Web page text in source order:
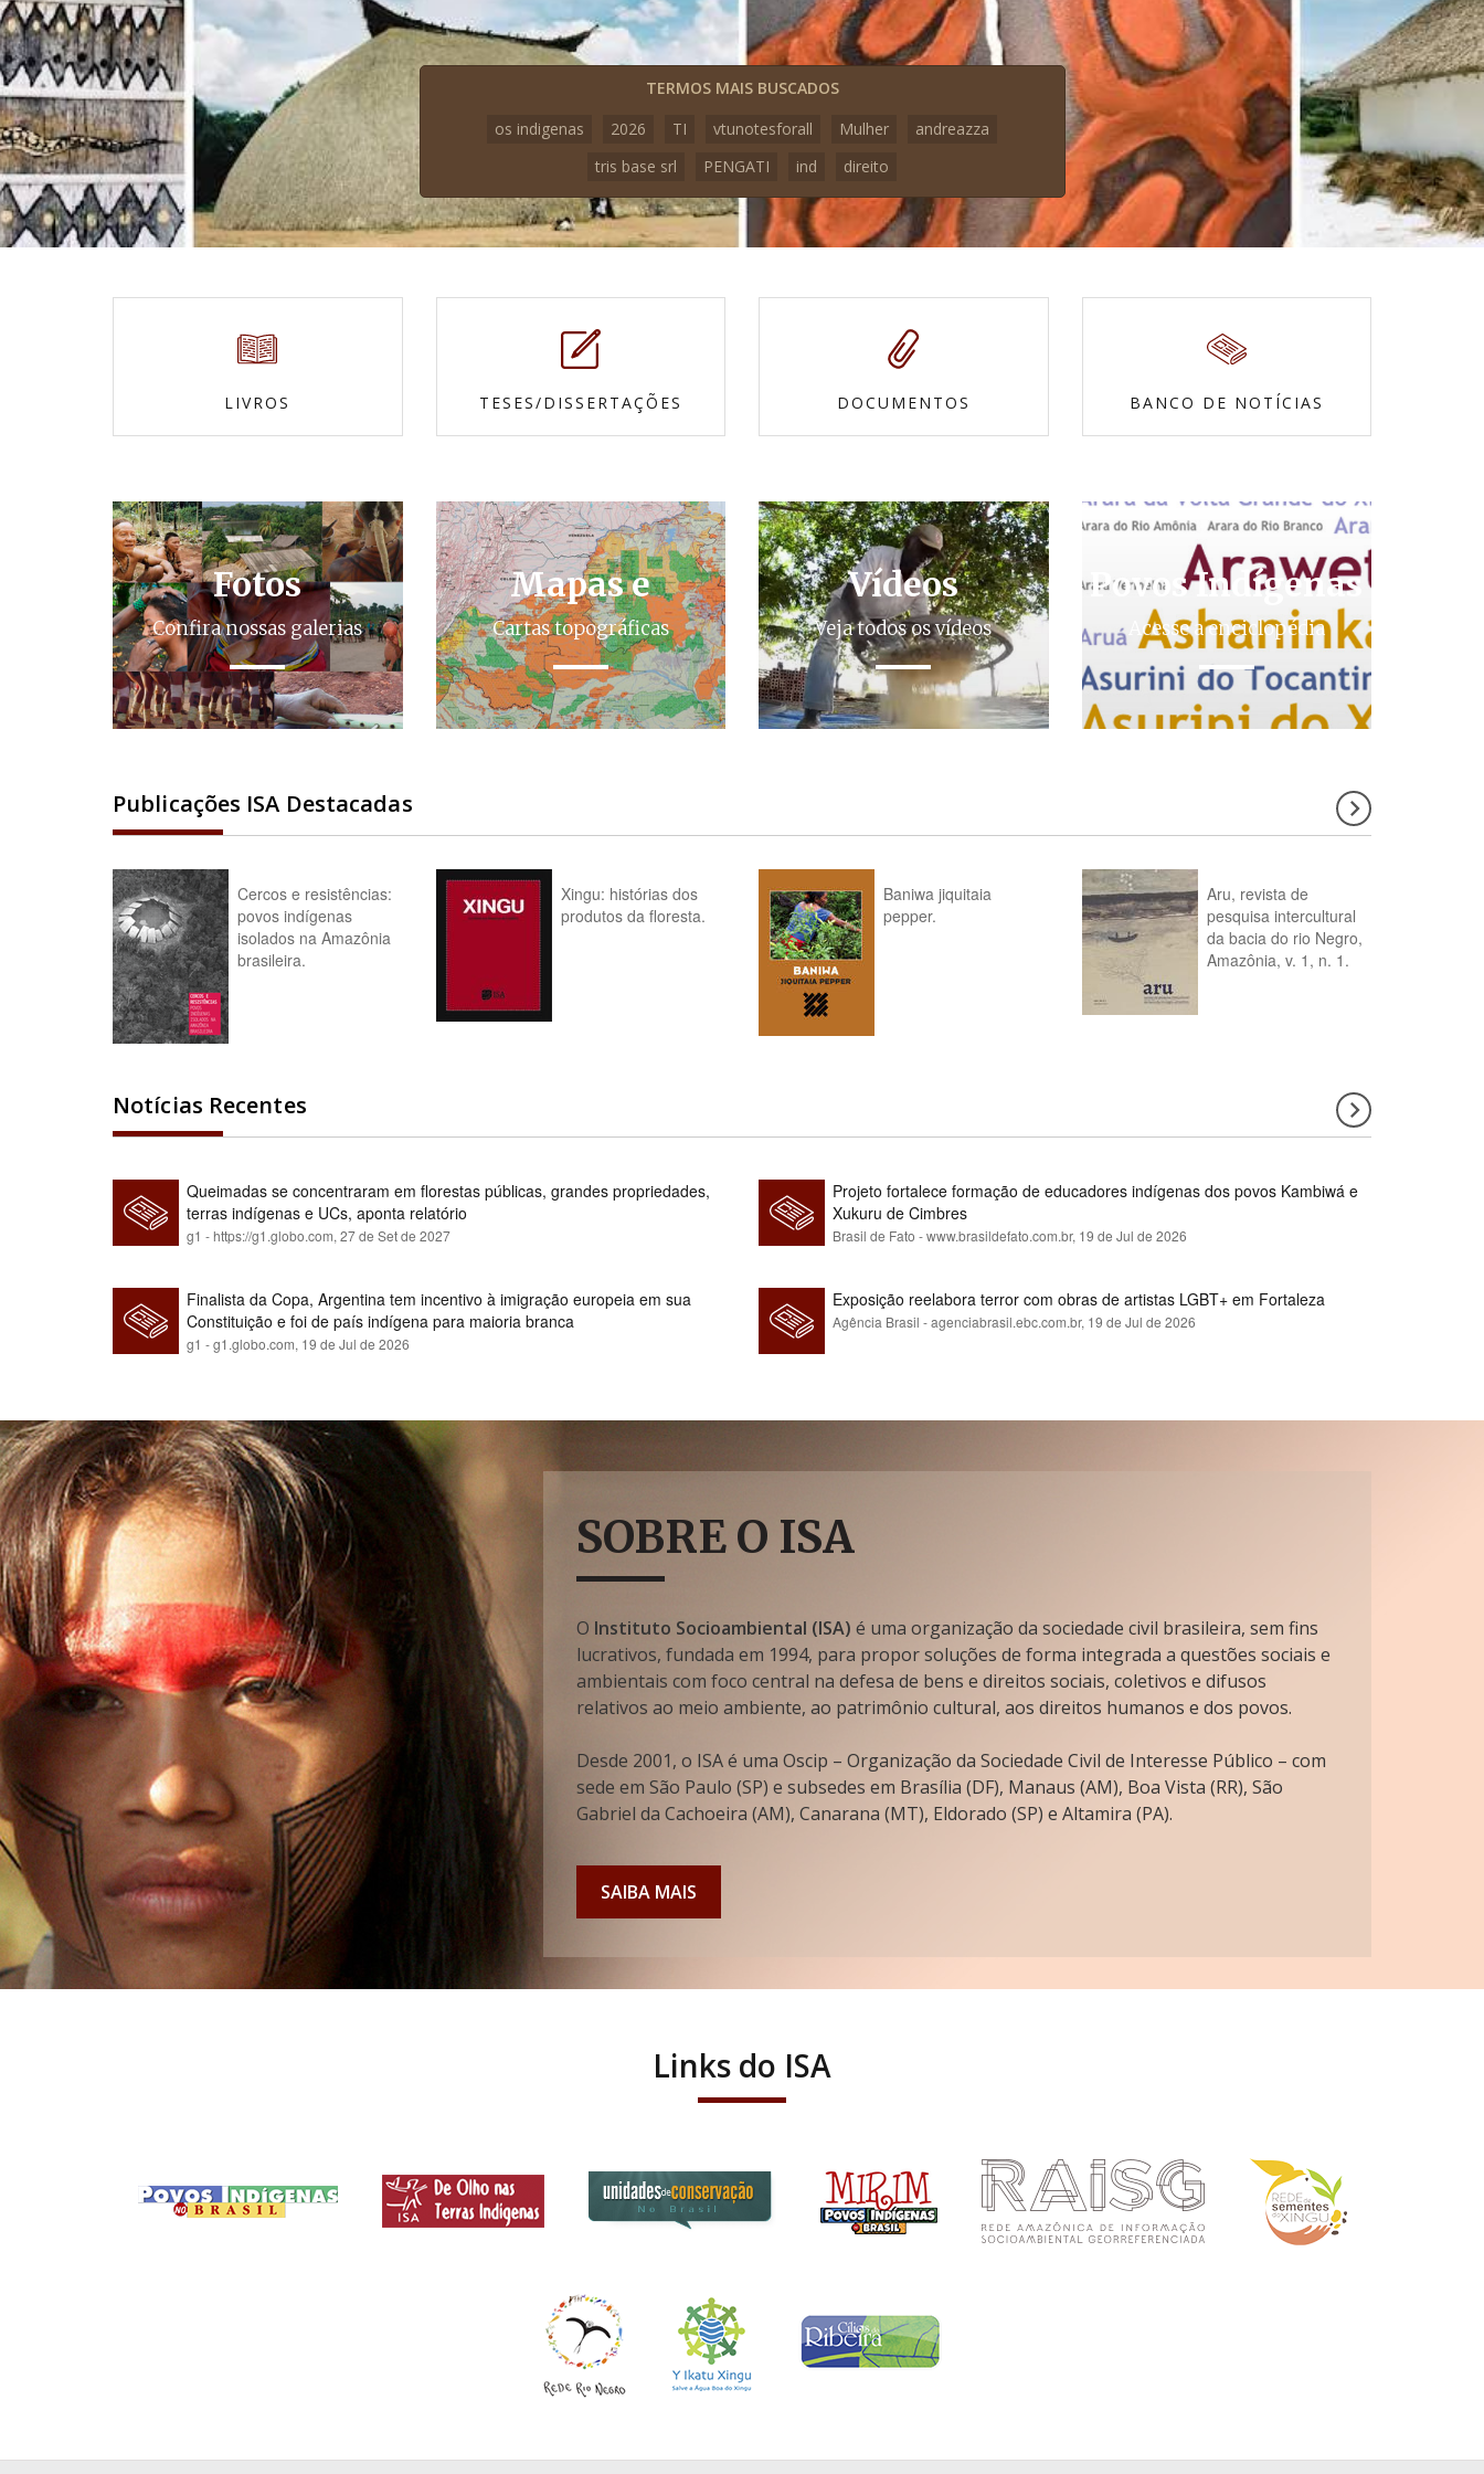
TERMOS MAIS BUSCADOS
os indigenas
2026 TI vtunotesforall Mulher
andreazza
tris base srl
PENGATI ind direito
LIVROS TESES/DISSERTAÇÕES DOCUMENTOS BANCO DE NOTÍCIAS
Fotos
Confira nossas galerias
Mapas e
Cartas topográficas
Vídeos
Veja todos os vídeos
Povos Indígenas
Acesse a enciclopédia
Publicações ISA Destacadas
Cercos e resistências:
povos indígenas
isolados na Amazônia
brasileira.
Xingu: histórias dos
produtos da floresta.
Baniwa jiquitaia
pepper.
Aru, revista de
pesquisa intercultural
da bacia do rio Negro,
Amazônia, v. 1, n. 1.
Notícias Recentes
Queimadas se concentraram em florestas públicas, grandes propriedades,
terras indígenas e UCs, aponta relatório
g1 - https://g1.globo.com, 27 de Set de 2027
Projeto fortalece formação de educadores indígenas dos povos Kambiwá e
Xukuru de Cimbres
Brasil de Fato - www.brasildefato.com.br, 19 de Jul de 2026
Finalista da Copa, Argentina tem incentivo à imigração europeia em sua
Constituição e foi de país indígena para maioria branca
g1 - g1.globo.com, 19 de Jul de 2026
Exposição reelabora terror com obras de artistas LGBT+ em Fortaleza
Agência Brasil - agenciabrasil.ebc.com.br, 19 de Jul de 2026
SOBRE O ISA
O Instituto Socioambiental (ISA) é uma organização da sociedade civil brasileira, sem fins
lucrativos, fundada em 1994, para propor soluções de forma integrada a questões sociais e
ambientais com foco central na defesa de bens e direitos sociais, coletivos e difusos
relativos ao meio ambiente, ao patrimônio cultural, aos direitos humanos e dos povos.
Desde 2001, o ISA é uma Oscip – Organização da Sociedade Civil de Interesse Público – com
sede em São Paulo (SP) e subsedes em Brasília (DF), Manaus (AM), Boa Vista (RR), São
Gabriel da Cachoeira (AM), Canarana (MT), Eldorado (SP) e Altamira (PA).
SAIBA MAIS
Links do ISA